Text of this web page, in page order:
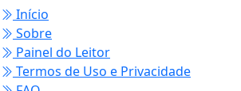
Início
Sobre
Painel do Leitor
Termos de Uso e Privacidade